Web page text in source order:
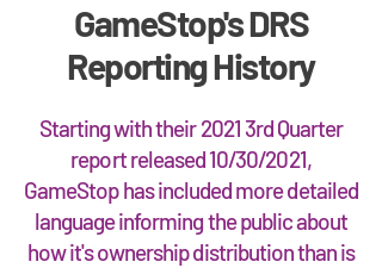
GameStop's DRS
Reporting History
Starting with their 2021 3rd Quarter
report released 10/30/2021,
GameStop has included more detailed
language informing the public about
how it's ownership distribution than is